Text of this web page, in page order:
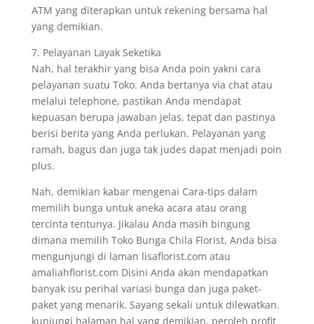
ATM yang diterapkan untuk rekening bersama hal
yang demikian.
7. Pelayanan Layak Seketika
Nah, hal terakhir yang bisa Anda poin yakni cara
pelayanan suatu Toko. Anda bertanya via chat atau
melalui telephone, pastikan Anda mendapat
kepuasan berupa jawaban jelas, tepat dan pastinya
berisi berita yang Anda perlukan. Pelayanan yang
ramah, bagus dan juga tak judes dapat menjadi poin
plus.
Nah, demikian kabar mengenai Cara-tips dalam
memilih bunga untuk aneka acara atau orang
tercinta tentunya. Jikalau Anda masih bingung
dimana memilih Toko Bunga Chila Florist, Anda bisa
mengunjungi di laman lisaflorist.com atau
amaliahflorist.com Disini Anda akan mendapatkan
banyak isu perihal variasi bunga dan juga paket-
paket yang menarik. Sayang sekali untuk dilewatkan.
kunjungi halaman hal yang demikian, peroleh profit